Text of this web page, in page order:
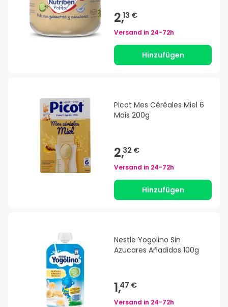
2,13 €
Versand in 24-72h
Hinzufügen
Picot Mes Céréales Miel 6
Mois 200g
2,32 €
Versand in 24-72h
Hinzufügen
Nestle Yogolino Sin
Azucares Añadidos 100g
1,47 €
Versand in 24-72h